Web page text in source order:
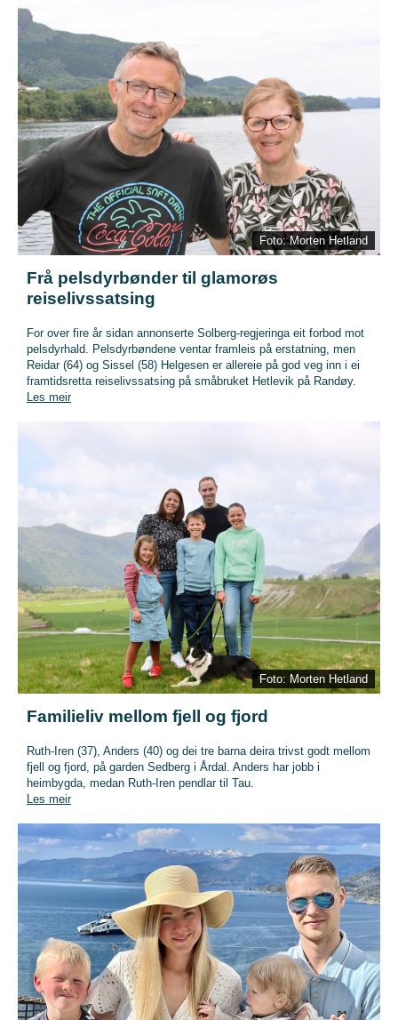
Foto: Morten Hetland
Frå pelsdyrbønder til glamorøs
reiselivssatsing
For over fire år sidan annonserte Solberg-regjeringa eit forbod mot
pelsdyrhald. Pelsdyrbøndene ventar framleis på erstatning, men
Reidar (64) og Sissel (58) Helgesen er allereie på god veg inn i ei
framtidsretta reiselivssatsing på småbruket Hetlevik på Randøy.
Les meir
Foto: Morten Hetland
Familieliv mellom fjell og fjord
Ruth-Iren (37), Anders (40) og dei tre barna deira trivst godt mellom
fjell og fjord, på garden Sedberg i Årdal. Anders har jobb i
heimbygda, medan Ruth-Iren pendlar til Tau.
Les meir